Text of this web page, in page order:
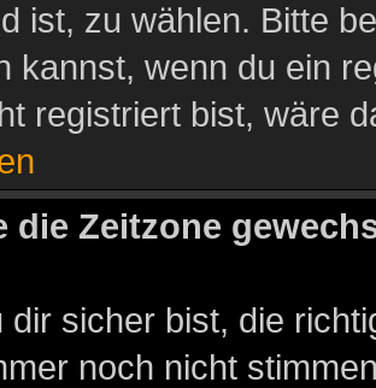
ist, zu wählen. Bitte
kannst, wenn du ein
registriert bist, wäre
die Zeitzone
dir sicher bist, die
noch nicht